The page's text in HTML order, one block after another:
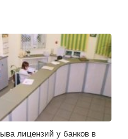
лицензий у банков в